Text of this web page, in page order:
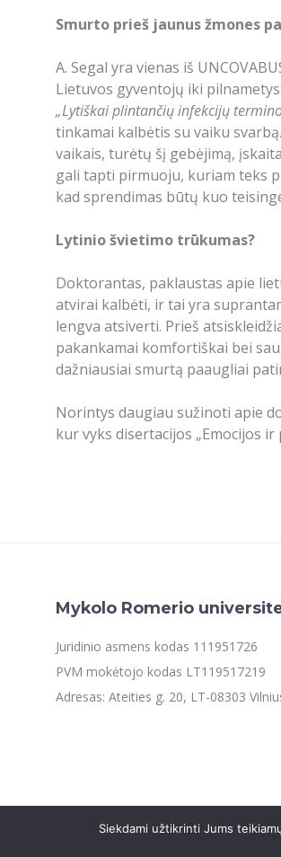
Smurto prieš jaunus žmones
A. Segal yra vienas iš
Lietuvos gyventojų iki
„Lytiškai plintančių infekcijų
tinkamai kalbėtis su vaiku
vaikais, turėtų šį gebėjimą,
gali tapti pirmuoju, kuriam teks
kad sprendimas būtų kuo
Lytinio švietimo trūkumas?
Doktorantas, paklaustas apie
atvirai kalbėti, ir tai yra
lengva atsiverti. Prieš
pakankamai komfortiškai bei
dažniausiai smurtą paaugliai
Norintys daugiau sužinoti apie
kur vyks disertacijos „Emocijos
Mykolo Romerio
Juridinio asmens kodas 111951726
PVM mokėtojo kodas LT119517219
Adresas: Ateities g. 20, LT-08303
Siekdami užtikrinti Jums